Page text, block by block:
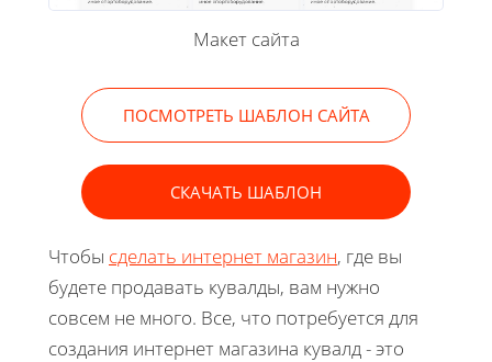
Макет сайта
ПОСМОТРЕТЬ ШАБЛОН САЙТА
СКАЧАТЬ ШАБЛОН
Чтобы сделать интернет магазин, где вы
будете продавать кувалды, вам нужно
совсем не много. Все, что потребуется для
создания интернет магазина кувалд - это